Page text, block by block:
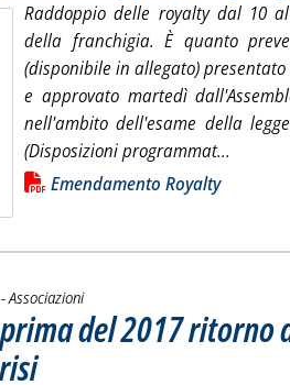
Raddoppio delle royalty dal 10
della franchigia. È quanto
(disponibile in allegato)
e approvato martedì
nell'ambito dell'esame della
(Disposizioni programmat...
notizia
Emendamento Royalty
Associazioni
del 2017 ritorno
. Sottotitolo: In assemblea l'a.d. assicura su accordo
. Pubblicata giovedì 02 maggio 2013 alle 10.11.